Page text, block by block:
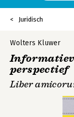
Juridisch
Wolters Kluwer
perspectief
Liber